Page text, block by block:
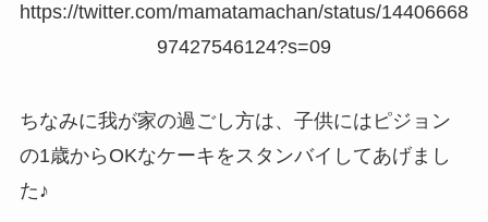
https://twitter.com/mamatamachan/status/14406668
97427546124?s=09
ちなみに我が家の過ごし方は、子供にはピジョン
の1歳からOKなケーキをスタンバイしてあげまし
た♪